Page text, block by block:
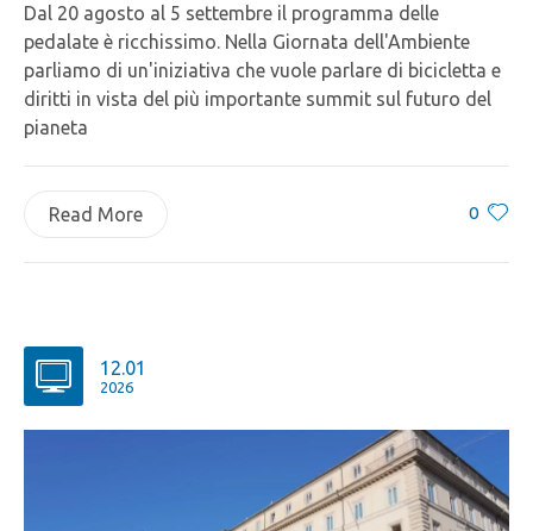
Dal 20 agosto al 5 settembre il programma delle
pedalate è ricchissimo. Nella Giornata dell'Ambiente
parliamo di un'iniziativa che vuole parlare di bicicletta e
diritti in vista del più importante summit sul futuro del
pianeta
0
Read More
12.01
2026